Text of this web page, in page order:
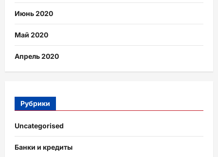
Июнь 2020
Май 2020
Апрель 2020
Рубрики
Uncategorised
Банки и кредиты